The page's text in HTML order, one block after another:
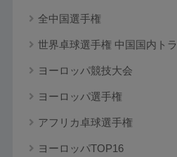
全中国選手権
世界卓球選手権 中国国内ト
ヨーロッパ競技大会
ヨーロッパ選手権
アフリカ卓球選手権
ヨーロッパTOP16